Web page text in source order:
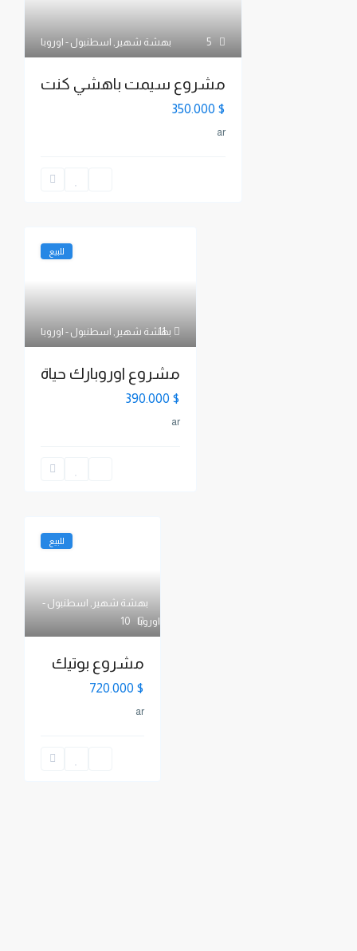
بهشة شهير , اسطنبول - اوروبا
مشروع سيمت باهشي كنت
$ 350.000
ar
11
بهشة شهير , اسطنبول - اوروبا
للبيع
مشروع اوروبارك حياة
$ 390.000
ar
بهشة شهير , اسطنبول -
اوروبا
للبيع
مشروع بوتيك
$ 720.000
ar